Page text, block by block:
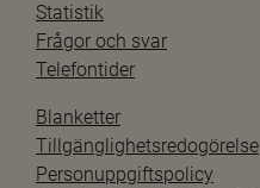
Statistik
Frågor och svar
Telefontider
Blanketter
Tillgänglighetsredogörelse
Personuppgiftspolicy